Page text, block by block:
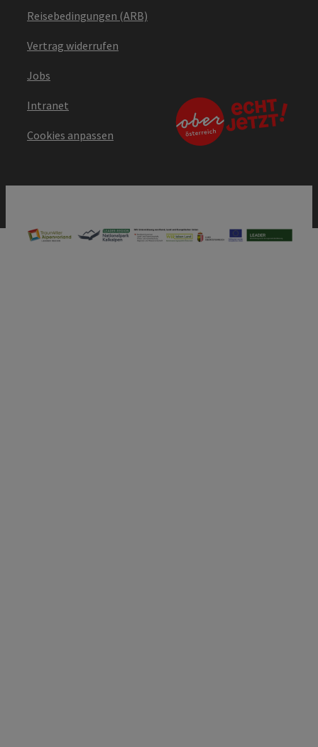
Reisebedingungen (ARB)
Vertrag widerrufen
Jobs
Intranet
Cookies anpassen